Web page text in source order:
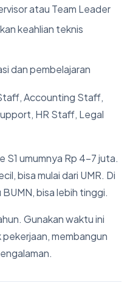
atau Team Leader
keahlian teknis
dan pembelajaran
Accounting Staff,
HR Staff, Legal
S1 umumnya Rp 4-7 juta.
bisa mulai dari UMR. Di
bisa lebih tinggi.
Gunakan waktu ini
membangun